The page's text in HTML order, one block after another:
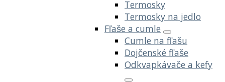
Termosky
Termosky na jedlo
Fľaše a cumle
Cumle na fľašu
Dojčenské fľaše
Odkvapkávače a kefy